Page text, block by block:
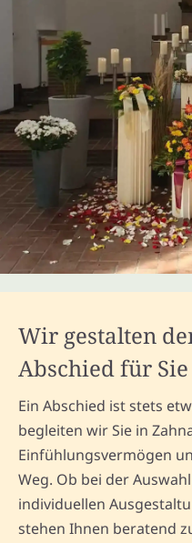
Wir gestalten
Abschied für Sie
Ein Abschied ist stets
begleiten wir Sie in
Einfühlungsvermögen
Weg. Ob bei der
individuellen
stehen Ihnen beratend